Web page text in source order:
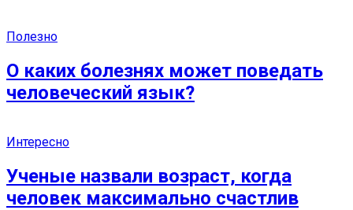
Полезно
О каких болезнях может поведать
человеческий язык?
Интересно
Ученые назвали возраст, когда
человек максимально счастлив